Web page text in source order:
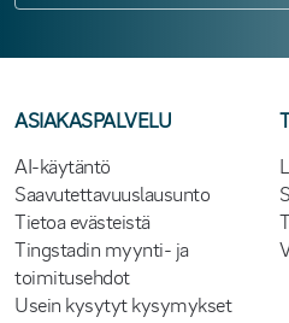
ASIAKASPALVELU
AI-käytäntö
Saavutettavuuslausunto
Tietoa evästeistä
Tingstadin myynti- ja
toimitusehdot
Usein kysytyt kysymykset